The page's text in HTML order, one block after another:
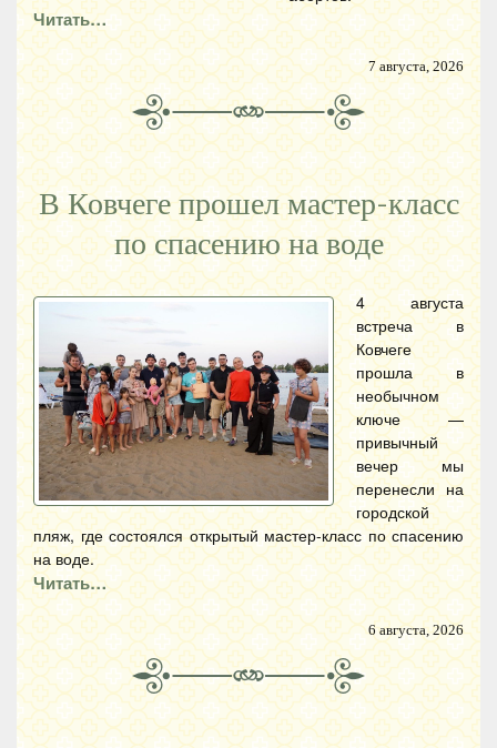
Читать…
7 августа, 2026
В Ковчеге прошел мастер-класс
по спасению на воде
4 августа
встреча в
Ковчеге
прошла в
необычном
ключе —
привычный
вечер мы
перенесли на
городской
пляж, где состоялся открытый мастер-класс по спасению
на воде.
Читать…
6 августа, 2026